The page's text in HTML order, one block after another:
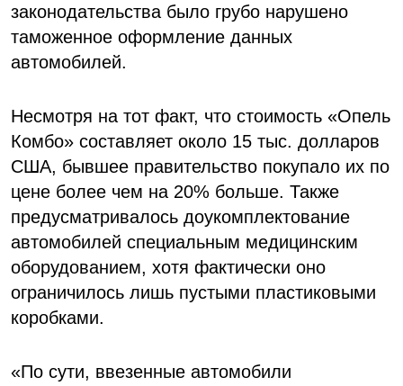
законодательства было грубо нарушено
таможенное оформление данных
автомобилей.
Несмотря на тот факт, что стоимость «Опель
Комбо» составляет около 15 тыс. долларов
США, бывшее правительство покупало их по
цене более чем на 20% больше. Также
предусматривалось доукомплектование
автомобилей специальным медицинским
оборудованием, хотя фактически оно
ограничилось лишь пустыми пластиковыми
коробками.
«По сути, ввезенные автомобили